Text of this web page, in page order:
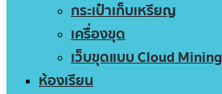
กระเป๋าเก็บเหรียญ
เครื่องขุด
เว็บขุดแบบ Cloud Mining
ห้องเรียน